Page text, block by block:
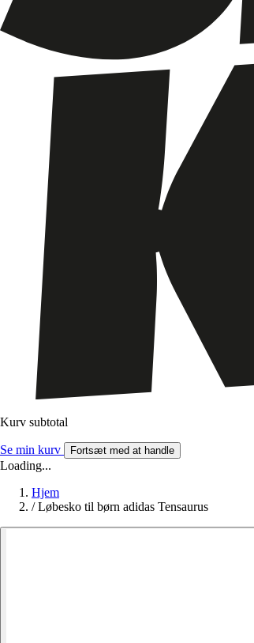
Kurv subtotal
Se min kurv Fortsæt med at handle
Loading...
Hjem
/ Løbesko til børn adidas Tensaurus